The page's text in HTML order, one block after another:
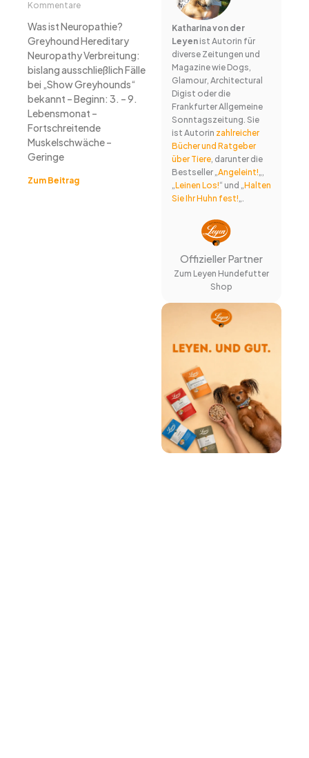
Kommentare
Was ist Neuropathie?
Greyhound Hereditary
Neuropathy Verbreitung:
bislang ausschließlich Fälle
bei „Show Greyhounds“
bekannt – Beginn: 3. – 9.
Lebensmonat –
Fortschreitende
Muskelschwäche –
Geringe
Zum Beitrag
Katharina von der
Leyenist Autorin für
diverse Zeitungen und
Magazine wie Dogs,
Glamour, Architectural
Digist oder die
Frankfurter Allgemeine
Sonntagszeitung. Sie
ist Autorin zahlreicher
Bücher und Ratgeber
über Tiere, darunter die
Bestseller „Angeleint!„,
„Leinen Los!“ und „Halten
Sie Ihr Huhn fest!„.
Offizieller Partner
Zum Leyen Hundefutter
Shop